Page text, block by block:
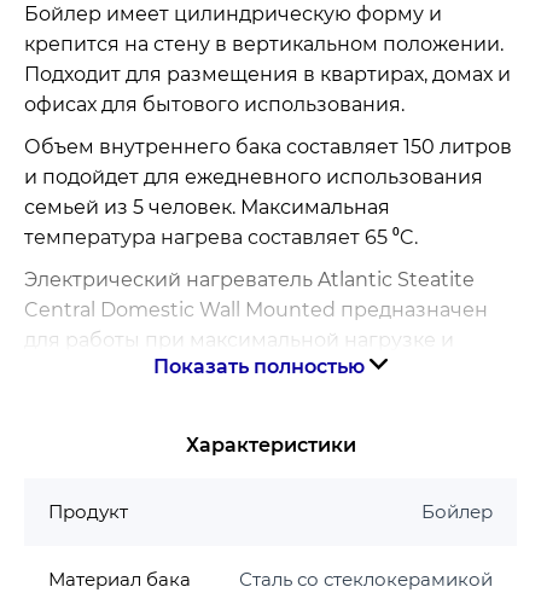
Бойлер имеет цилиндрическую форму и
крепится на стену в вертикальном положении.
Подходит для размещения в квартирах, домах и
офисах для бытового использования.
Объем внутреннего бака составляет 150 литров
и подойдет для ежедневного использования
семьей из 5 человек. Максимальная
температура нагрева составляет 65 ⁰C.
Электрический нагреватель Atlantic Steatite
Central Domestic Wall Mounted предназначен
для работы при максимальной нагрузке и
отлично адаптируется к воде любой жесткости.
стали, покрытой качественной эмалью с
устойчив к перепадам температур и
Продукция компании Atlantic – это гарантия
Показать полностью
Характеристики
Продукт Бойлер
Материал бака Сталь со стеклокерамикой